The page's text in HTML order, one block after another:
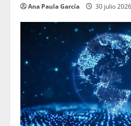
Ana Paula García 30 julio 2026